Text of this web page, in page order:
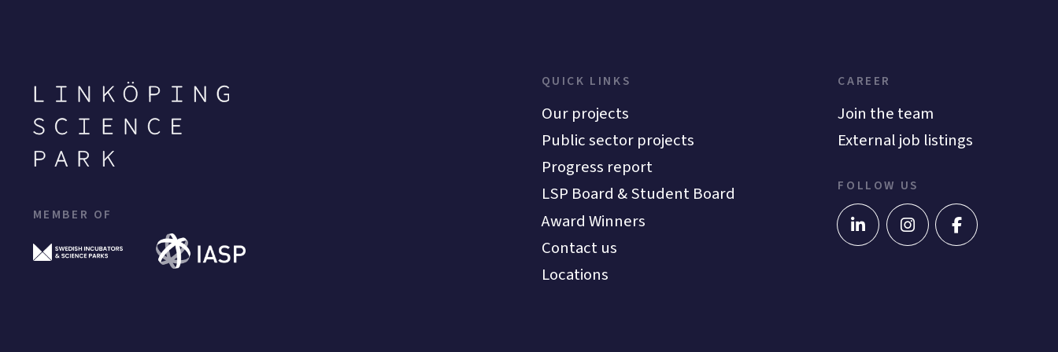
MEMBER OF
QUICK LINKS
Our projects
Public sector projects
Progress report
LSP Board & Student Board
Award Winners
Contact us
Locations
CAREER
Join the team
External job listings
FOLLOW US